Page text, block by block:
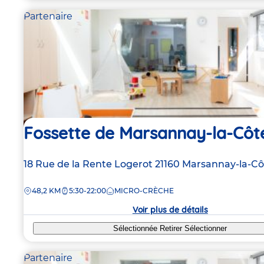
Partenaire
Fossette de Marsannay-la-
Adresse
la
18 Rue de la Rente Logerot 21160 Marsannay-la-
DISTANCE
48,2 KM 5:30-22:00 MICRO-CRÈCHE
Voir plus de détails
Sélectionnée RetirerSélectionner
Partenaire